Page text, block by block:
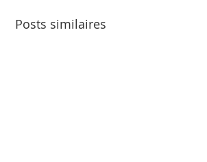
Posts similaires